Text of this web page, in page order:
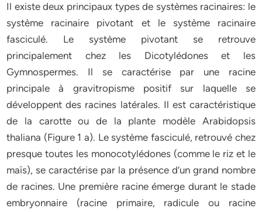
Il existe deux principaux types de systèmes racinaires: le
système racinaire pivotant et le système racinaire
fasciculé. Le système pivotant se retrouve
principalement chez les Dicotylédones et les
Gymnospermes. Il se caractérise par une racine
principale à gravitropisme positif sur laquelle se
développent des racines latérales. Il est caractéristique
de la carotte ou de la plante modèle Arabidopsis
thaliana (Figure 1 a). Le système fasciculé, retrouvé chez
presque toutes les monocotylédones (comme le riz et le
maïs), se caractérise par la présence d’un grand nombre
de racines. Une première racine émerge durant le stade
embryonnaire (racine primaire, radicule ou racine